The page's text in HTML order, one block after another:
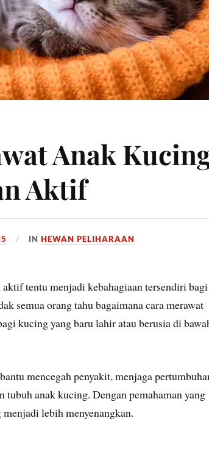
Anak
Aktif
INHEWAN PELIHARAAN
tentu menjadi kebahagiaan tersendiri bagi
semua orang tahu bagaimana cara merawat
kucing yang baru lahir atau berusia di
mencegah penyakit, menjaga
tubuh anak kucing. Dengan pemahaman yang
lebih menyenangkan.